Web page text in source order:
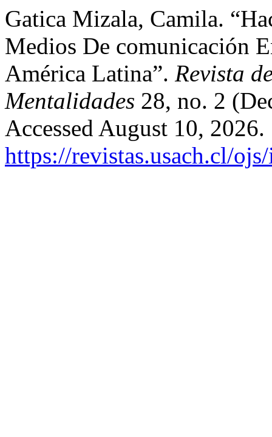
Gatica Mizala, Camila.
Medios De comunicación
América Latina”. Revista
Mentalidades 28, no. 2
Accessed August 10, 2026.
https://revistas.usach.cl/